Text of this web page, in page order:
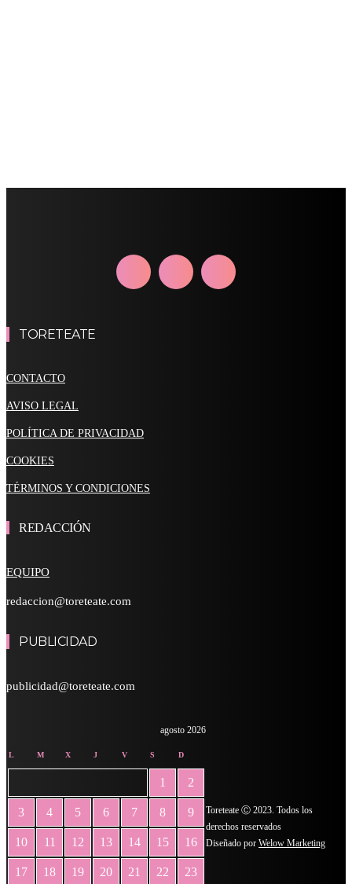
TORETEATE
CONTACTO
AVISO LEGAL
POLÍTICA DE PRIVACIDAD
COOKIES
TÉRMINOS Y CONDICIONES
REDACCIÓN
EQUIPO
redaccion@toreteate.com
PUBLICIDAD
publicidad@toreteate.com
agosto 2026
L M X J V S D
1 2
3 4 5 6 7 8 9
10 11 12 13 14 15 16
17 18 19 20 21 22 23
Toreteate Ⓒ 2023. Todos los
derechos reservados
Diseñado por Welow Marketing